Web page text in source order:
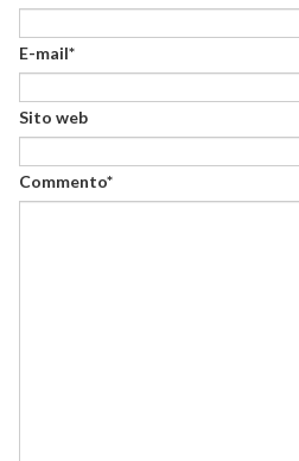
E-mail*
Sito web
Commento*